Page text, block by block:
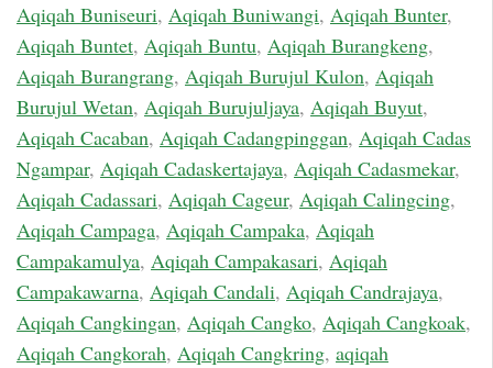
Aqiqah Buniseuri, Aqiqah Buniwangi, Aqiqah Bunter,
Aqiqah Buntet, Aqiqah Buntu, Aqiqah Burangkeng,
Aqiqah Burangrang, Aqiqah Burujul Kulon, Aqiqah
Burujul Wetan, Aqiqah Burujuljaya, Aqiqah Buyut,
Aqiqah Cacaban, Aqiqah Cadangpinggan, Aqiqah Cadas
Ngampar, Aqiqah Cadaskertajaya, Aqiqah Cadasmekar,
Aqiqah Cadassari, Aqiqah Cageur, Aqiqah Calingcing,
Aqiqah Campaga, Aqiqah Campaka, Aqiqah
Campakamulya, Aqiqah Campakasari, Aqiqah
Campakawarna, Aqiqah Candali, Aqiqah Candrajaya,
Aqiqah Cangkingan, Aqiqah Cangko, Aqiqah Cangkoak,
Aqiqah Cangkorah, Aqiqah Cangkring, aqiqah